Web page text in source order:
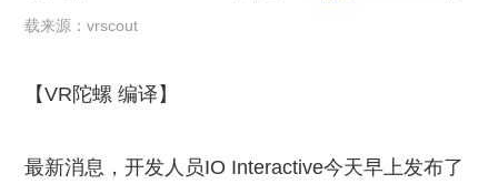
载来源：vrscout
【VR陀螺 编译】
最新消息，开发人员IO Interactive今天早上发布了